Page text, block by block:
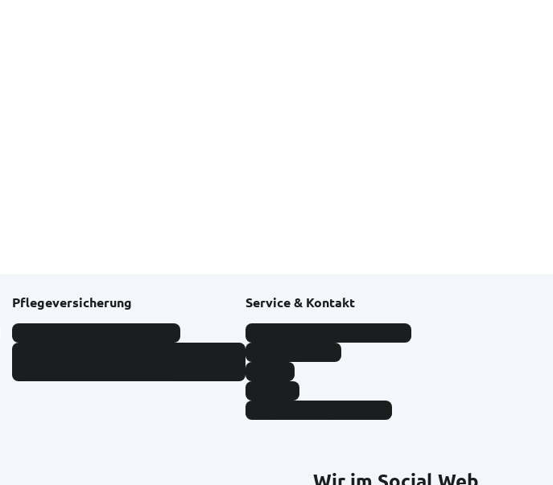
Pflegeversicherung
Private Pflegeversicherung
Staatlich geförderte
Service & Kontakt
Kostenfreies Kundenportal
Online-Magazin
Kontakt
Über uns
Alle Tarife im Überblick